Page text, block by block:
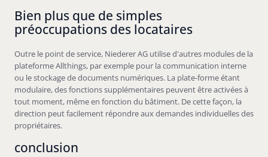
Bien plus que de simples
préoccupations des locataires
Outre le point de service, Niederer AG utilise d'autres modules de la
plateforme Allthings, par exemple pour la communication interne
ou le stockage de documents numériques. La plate-forme étant
modulaire, des fonctions supplémentaires peuvent être activées à
tout moment, même en fonction du bâtiment. De cette façon, la
direction peut facilement répondre aux demandes individuelles des
propriétaires.
conclusion